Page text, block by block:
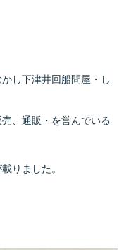
し下津井回船問屋・し
、通販・を営んでいる
りました。